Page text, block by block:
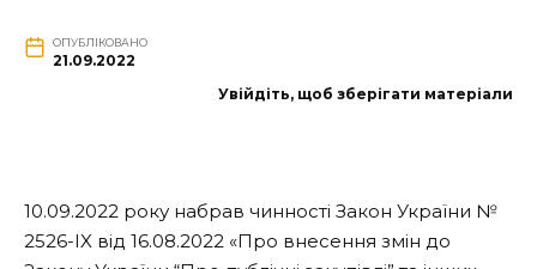
ОПУБЛІКОВАНО
21.09.2022
Увійдіть, щоб зберігати матеріали
10.09.2022 року набрав чинності Закон України №
2526-IX від 16.08.2022 «Про внесення змін до